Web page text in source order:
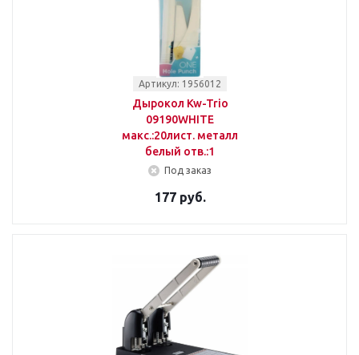
Артикул: 1956012
Дырокол Kw-Trio
09190WHITE
макс.:20лист. металл
белый отв.:1
Под заказ
177 руб.